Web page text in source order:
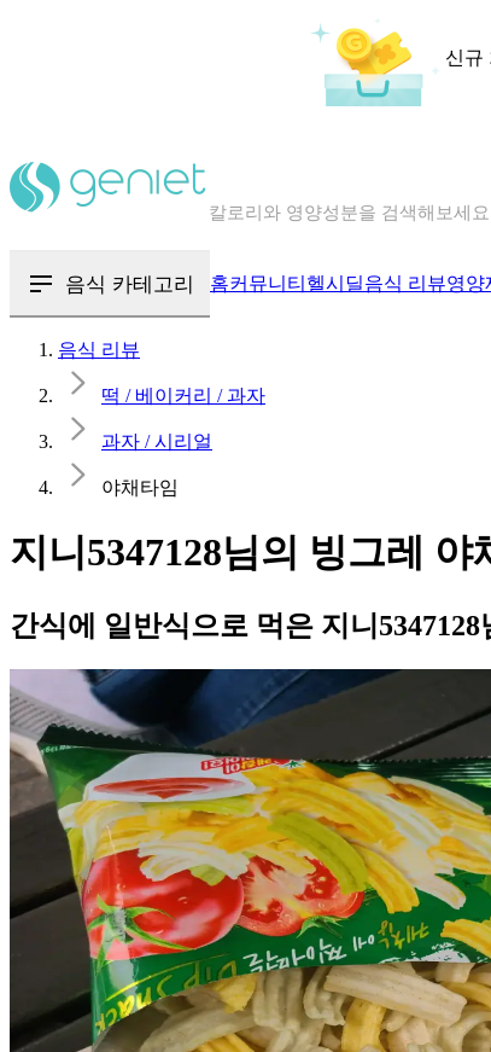
신규
혈당 · 다이어트 음식 검색해보세요
음식 카테고리 홈커뮤니티 헬시딜음식 리뷰영양
음식 리뷰
떡 / 베이커리 / 과자
과자 / 시리얼
야채타임
지니5347128님의 빙그레 야
간식에 일반식으로 먹은 지니